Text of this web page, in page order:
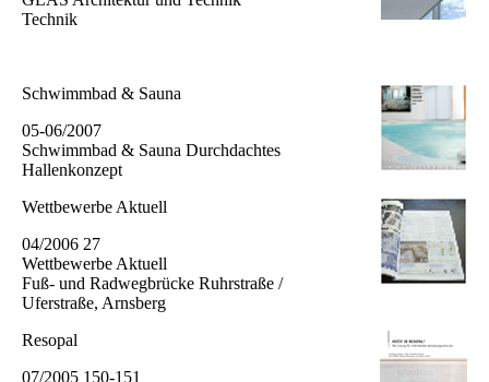
Technik
Schwimmbad & Sauna
05-06/2007
Schwimmbad & Sauna Durch­dachtes
Hallenkonzept
Wettbewerbe Aktuell
04/2006 27
Wettbewerbe Aktuell
Fuß- und Radweg­brücke Ruhr­straße /
Uferstraße, Arnsberg
Resopal
07/2005 150-151